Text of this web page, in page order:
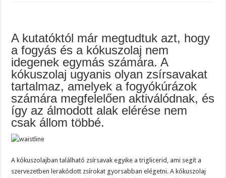
A kutatóktól már megtudtuk azt, hogy
a fogyás és a kókuszolaj nem
idegenek egymás számára. A
kókuszolaj ugyanis olyan zsírsavakat
tartalmaz, amelyek a fogyókúrázok
számára megfelelően aktiválódnak, és
így az álmodott alak elérése nem
csak állom többé.
A kókuszolajban található zsírsavak egyike a triglicerid, ami segít a
szervezetben lerakódott zsírokat gyorsabban elégetni. A kókuszolaj